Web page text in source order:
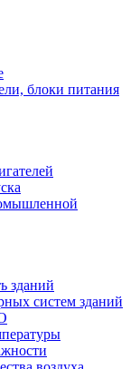
блоки питания
зданий
систем зданий